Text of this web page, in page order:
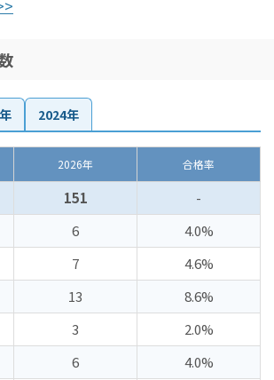
2024年
2026年 合格率
151
-
6
4.0%
7
4.6%
13
8.6%
3
2.0%
6
4.0%